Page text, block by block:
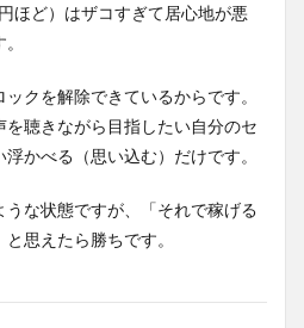
ほど）はザコすぎて居心地が悪
クを解除できているからです。
聴きながら目指したい自分のセ
かべる（思い込む）だけです。
な状態ですが、「それで稼げる
思えたら勝ちです。